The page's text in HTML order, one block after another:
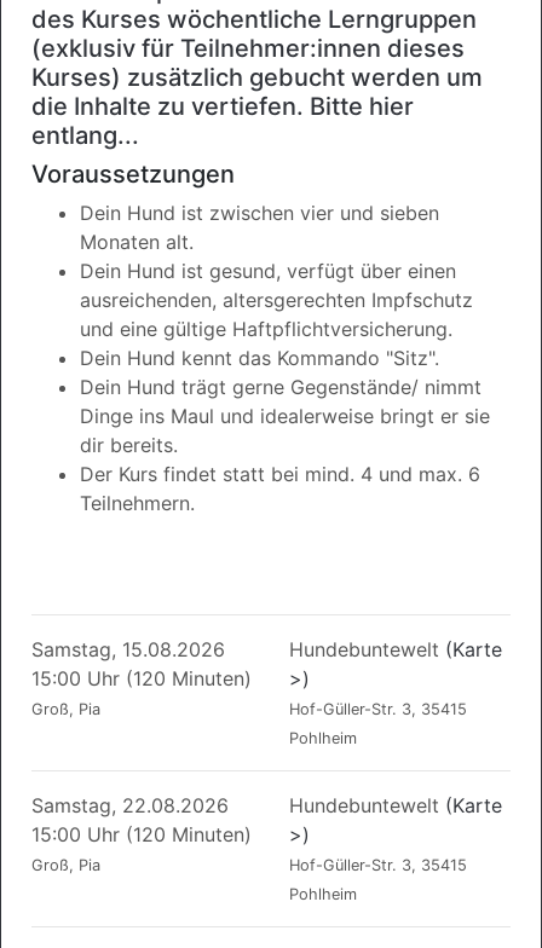
des Kurses wöchentliche Lerngruppen
(exklusiv für Teilnehmer:innen dieses
Kurses) zusätzlich gebucht werden um
die Inhalte zu vertiefen. Bitte hier
entlang...
Voraussetzungen
Dein Hund ist zwischen vier und sieben
Monaten alt.
Dein Hund ist gesund, verfügt über einen
ausreichenden, altersgerechten Impfschutz
und eine gültige Haftpflichtversicherung.
Dein Hund kennt das Kommando "Sitz".
Dein Hund trägt gerne Gegenstände/ nimmt
Dinge ins Maul und idealerweise bringt er sie
dir bereits.
Der Kurs findet statt bei mind. 4 und max. 6
Teilnehmern.
Samstag, 15.08.2026
15:00 Uhr (120 Minuten)
Groß, Pia
Hundebuntewelt (Karte
>)
Hof-Güller-Str. 3, 35415
Pohlheim
Samstag, 22.08.2026
15:00 Uhr (120 Minuten)
Groß, Pia
Hundebuntewelt (Karte
>)
Hof-Güller-Str. 3, 35415
Pohlheim